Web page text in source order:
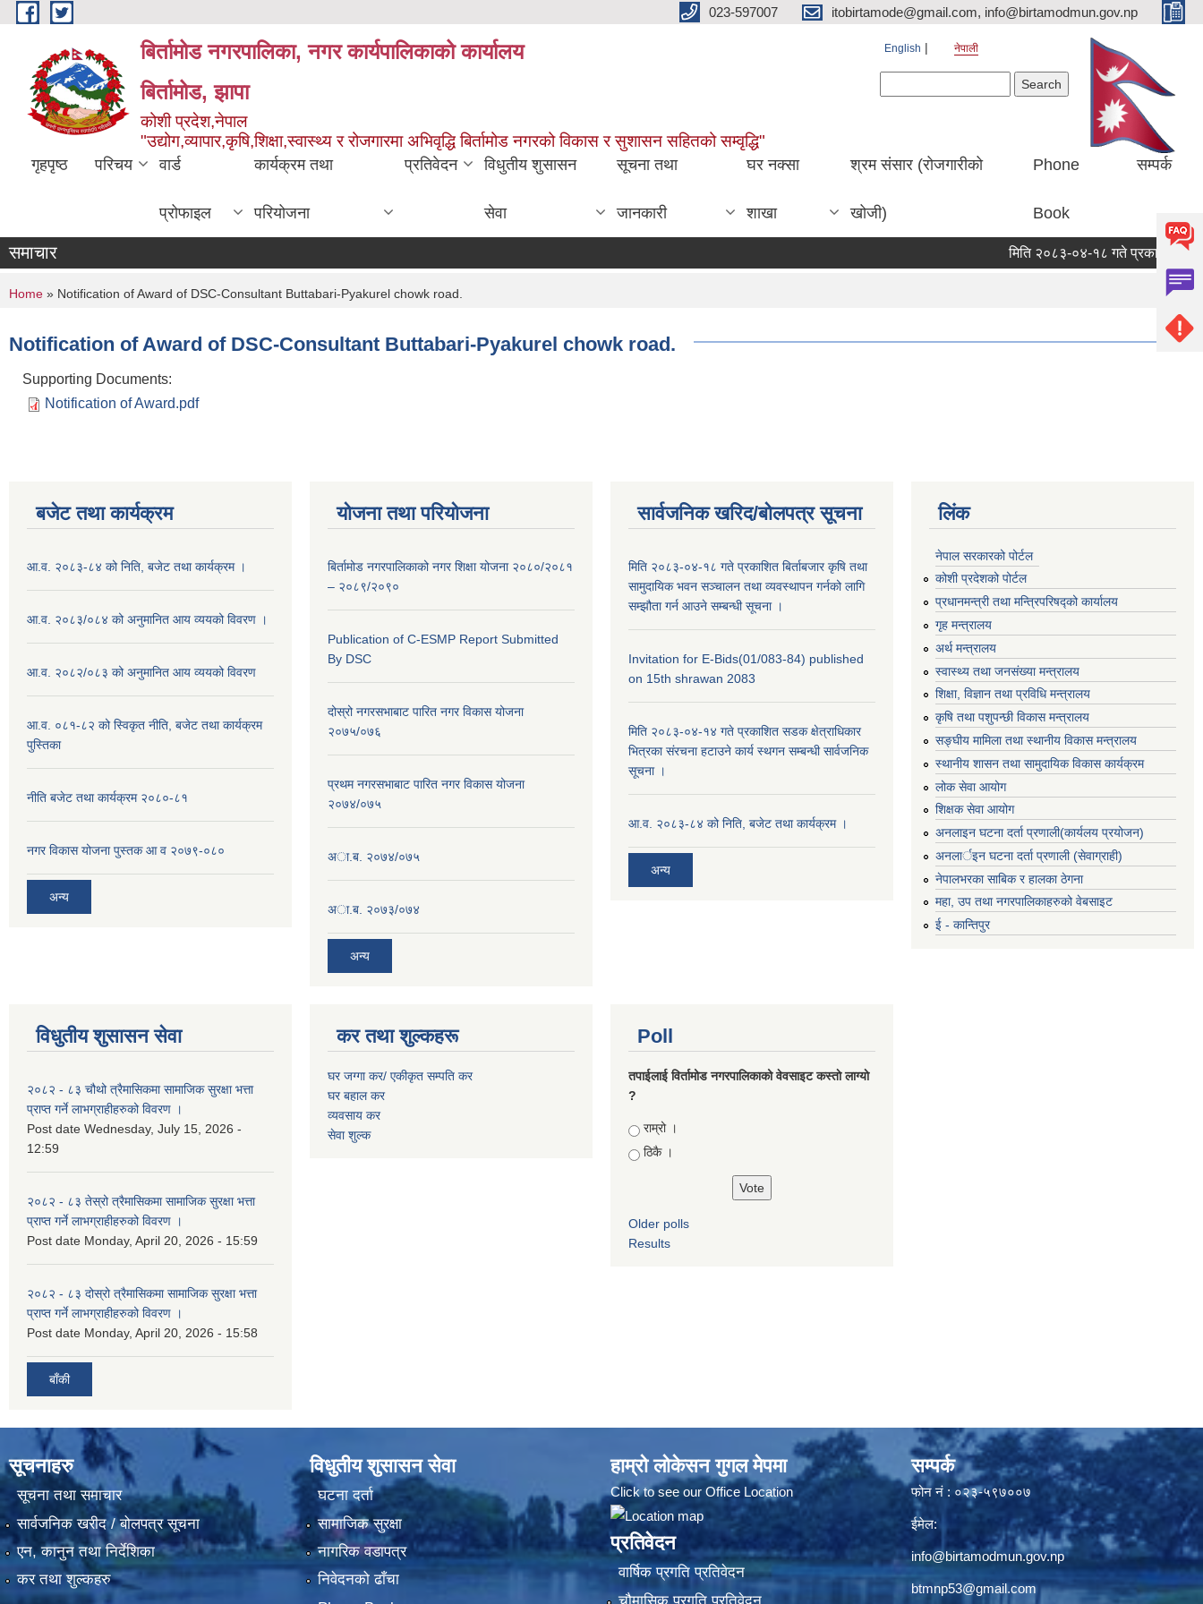
Skip to main content 023-597007 itobirtamode@gmail.com, info@birtamodmun.gov.np
बिर्तामोड नगरपालिका, नगर कार्यपालिकाको कार्यालय
बिर्तामोड, झापा
कोशी प्रदेश,नेपाल
"उद्योग,व्यापार,कृषि,शिक्षा,स्वास्थ्य र रोजगारमा अभिवृद्धि बिर्तामोड नगरको विकास र सुशासन सहितको सम्वृद्धि"
English नेपाली
गृहपृष्ठ परिचय वार्ड
प्रोफाइल
कार्यक्रम तथा
परियोजना
प्रतिवेदन विधुतीय शुसासन
सेवा
सूचना तथा
जानकारी
घर नक्सा
शाखा
श्रम संसार (रोजगारीको
खोजी)
Phone
Book
सम्पर्क
समाचार मिति २०८३-०४-१८ गते प्रकाशित
You are here
Home » Notification of Award of DSC-Consultant Buttabari-Pyakurel chowk road.
Notification of Award of DSC-Consultant Buttabari-Pyakurel chowk road.
Supporting Documents:
Notification of Award.pdf
बजेट तथा कार्यक्रम
आ.व. २०८३-८४ को निति, बजेट तथा कार्यक्रम ।
आ.व. २०८३/०८४ को अनुमानित आय व्ययको विवरण ।
आ.व. २०८२/०८३ को अनुमानित आय व्ययको विवरण
आ.व. ०८१-८२ को स्विकृत नीति, बजेट तथा कार्यक्रम
पुस्तिका
नीति बजेट तथा कार्यक्रम २०८०-८१
नगर विकास योजना पुस्तक आ व २०७९-०८०
अन्य
योजना तथा परियोजना
बिर्तामोड नगरपालिकाको नगर शिक्षा योजना २०८०/२०८१
– २०८९/२०९०
Publication of C-ESMP Report Submitted
By DSC
दोस्रो नगरसभाबाट पारित नगर विकास योजना
२०७५/०७६
प्रथम नगरसभाबाट पारित नगर विकास योजना
२०७४/०७५
अा.ब. २०७४/०७५
अा.ब. २०७३/०७४
अन्य
सार्वजनिक खरिद/बोलपत्र सूचना
मिति २०८३-०४-१८ गते प्रकाशित बिर्ताबजार कृषि तथा
सामुदायिक भवन सञ्चालन तथा व्यवस्थापन गर्नको लागि
सम्झौता गर्न आउने सम्बन्धी सूचना ।
Invitation for E-Bids(01/083-84) published
on 15th shrawan 2083
मिति २०८३-०४-१४ गते प्रकाशित सडक क्षेत्राधिकार
भित्रका संरचना हटाउने कार्य स्थगन सम्बन्धी सार्वजनिक
सूचना ।
आ.व. २०८३-८४ को निति, बजेट तथा कार्यक्रम ।
अन्य
लिंक
नेपाल सरकारको पोर्टल
कोशी प्रदेशको पोर्टल
प्रधानमन्‍त्री तथा मन्‍त्रिपरिषद्को कार्यालय
गृह मन्‍त्रालय
अर्थ मन्त्रालय
स्वास्थ्य तथा जनसंख्या मन्त्रालय
शिक्षा, विज्ञान तथा प्रविधि मन्त्रालय
कृषि तथा पशुपन्छी विकास मन्त्रालय
सङ्घीय मामिला तथा स्थानीय विकास मन्त्रालय
स्थानीय शासन तथा सामुदायिक विकास कार्यक्रम
लोक सेवा आयोग
शिक्षक सेवा आयोग
अनलाइन घटना दर्ता प्रणाली(कार्यलय प्रयोजन)
अनलार्इन घटना दर्ता प्रणाली (सेवाग्राही)
नेपालभरका साबिक र हालका ठेगना
महा, उप तथा नगरपालिकाहरुको वेबसाइट
ई - कान्तिपुर
विधुतीय शुसासन सेवा
२०८२ - ८३ चौथो त्रैमासिकमा सामाजिक सुरक्षा भत्ता
प्राप्त गर्ने लाभग्राहीहरुको विवरण ।
Post date Wednesday, July 15, 2026 -
12:59
२०८२ - ८३ तेस्रो त्रैमासिकमा सामाजिक सुरक्षा भत्ता
प्राप्त गर्ने लाभग्राहीहरुको विवरण ।
Post date Monday, April 20, 2026 - 15:59
२०८२ - ८३ दोस्रो त्रैमासिकमा सामाजिक सुरक्षा भत्ता
प्राप्त गर्ने लाभग्राहीहरुको विवरण ।
Post date Monday, April 20, 2026 - 15:58
बाँकी
कर तथा शुल्कहरू
घर जग्गा कर/ एकीकृत सम्पति कर
घर बहाल कर
व्यवसाय कर
सेवा शुल्क
Poll
तपाईलाई विर्तामोड नगरपालिकाको वेवसाइट कस्ताे लाग्याे
?
Choices
राम्रो ।
ठिकै ।
Older polls
Results
सूचनाहरु
सूचना तथा समाचार
सार्वजनिक खरीद / बोलपत्र सूचना
एन, कानुन तथा निर्देशिका
कर तथा शुल्कहरु
विधुतीय शुसासन सेवा
घटना दर्ता
सामाजिक सुरक्षा
नागरिक वडापत्र
निवेदनको ढाँचा
हाम्रो लोकेसन गुगल मेपमा
Click to see our Office Location
प्रतिवेदन
वार्षिक प्रगति प्रतिवेदन
चौमासिक प्रगति प्रतिवेदन
सम्पर्क
फोन नं : ०२३-५९७००७
ईमेल:
info@birtamodmun.gov.np
btmnp53@gmail.com